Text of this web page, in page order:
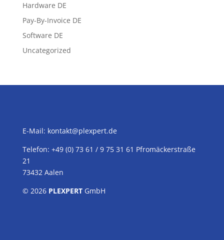
Hardware DE
Pay-By-Invoice DE
Software DE
Uncategorized
E-Mail: kontakt@plexpert.de
Telefon: +49 (0) 73 61 / 9 75 31 61 Pfromäckerstraße
21
73432 Aalen
© 2026 PLEXPERTGmbH